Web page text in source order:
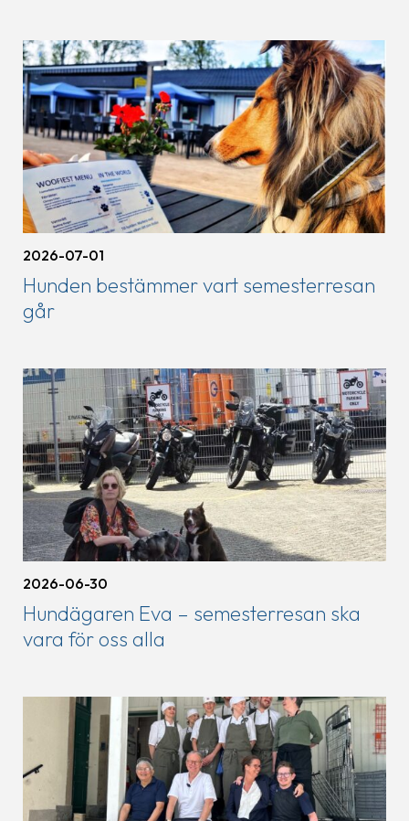
Hunden bestämmer vart semesterresan
går
2026-07-01
Hundägaren Eva – semesterresan ska
vara för oss alla
2026-06-30